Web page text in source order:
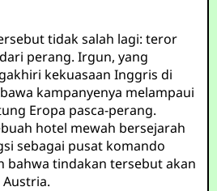
tidak salah lagi: teror
perang. Irgun, yang
kekuasaan Inggris di
kampanyenya melampaui
Eropa pasca-perang.
hotel mewah bersejarah
sebagai pusat komando
bahwa tindakan tersebut akan